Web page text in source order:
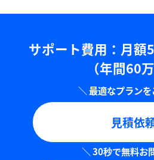
サポート費用：⽉
（年間60
見積依